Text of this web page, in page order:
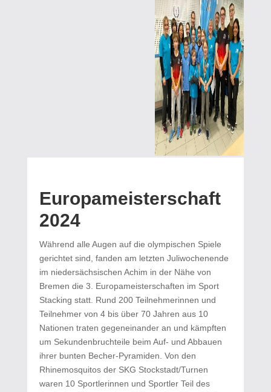
Europameisterschaft
2024
Während alle Augen auf die olympischen Spiele
gerichtet sind, fanden am letzten Juliwochenende
im niedersächsischen Achim in der Nähe von
Bremen die 3. Europameisterschaften im Sport
Stacking statt. Rund 200 Teilnehmerinnen und
Teilnehmer von 4 bis über 70 Jahren aus 10
Nationen traten gegeneinander an und kämpften
um Sekundenbruchteile beim Auf- und Abbauen
ihrer bunten Becher-Pyramiden. Von den
Rhinemosquitos der SKG Stockstadt/Turnen
waren 10 Sportlerinnen und Sportler Teil des